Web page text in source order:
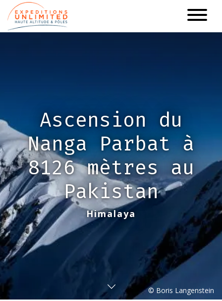
Aller
au
contenu
Ascension du
Nanga Parbat à
8126 mètres au
Pakistan
Himalaya